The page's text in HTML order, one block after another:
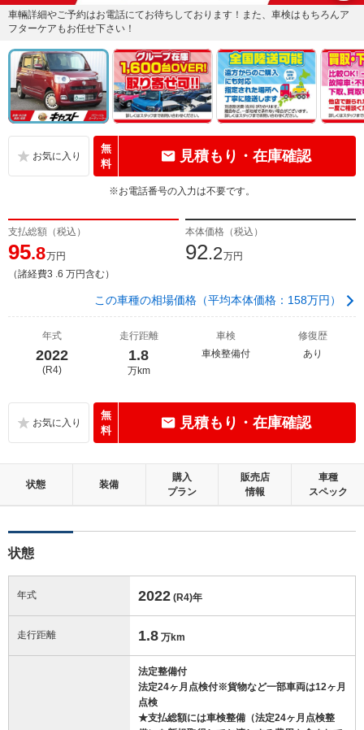
車輛詳細やご予約はお電話にてお待ちしております！また、車検はもちろんア
フターケアもお任せ下さい！
無
料
見積もり・在庫確認
※お電話番号の入力は不要です。
支払総額（税込）
95.8万円
（諸経費3 .6 万円含む）
本体価格（税込）
92.2万円
この車種の相場価格（平均本体価格：158万円）
年式
2022
(R4)
走行距離
1.8
万km
車検
車検整備付
修復歴
あり
無
料
見積もり・在庫確認
状態 装備
購入
プラン
販売店
情報
車種
スペック
状態
年式 2022 (R4)年
走行距離 1.8 万km
法定整備付
法定24ヶ月点検付※貨物など一部車両は12ヶ月
点検
★支払総額には車検整備（法定24ヶ月点検整